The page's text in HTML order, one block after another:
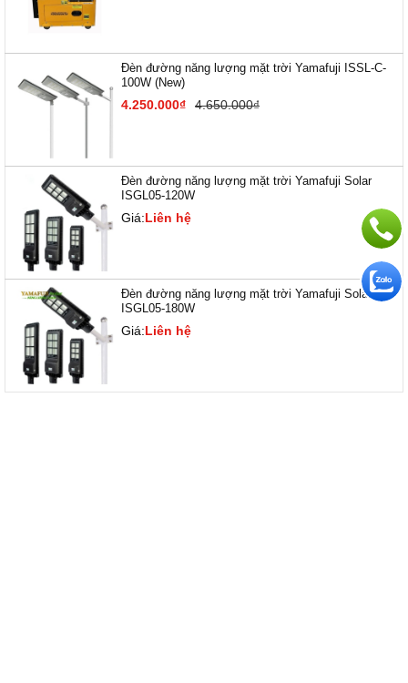
Đèn đường năng lượng mặt trời Yamafuji ISSL-C-
100W (New)
4.250.000₫ 4.650.000₫
Đèn đường năng lượng mặt trời Yamafuji Solar
ISGL05-120W
Giá:Liên hệ
Đèn đường năng lượng mặt trời Yamafuji Solar
ISGL05-180W
Giá:Liên hệ